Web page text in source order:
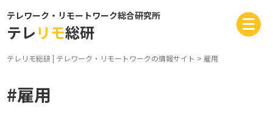
テレワーク・リモートワーク総合研究所
テレリモ総研
テレリモ総研 | テレワーク・リモートワークの情報サイト > 雇用
#雇用